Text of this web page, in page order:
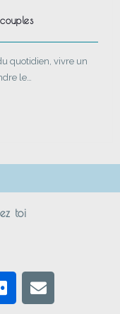
quotidien, vivre un
le…
toi